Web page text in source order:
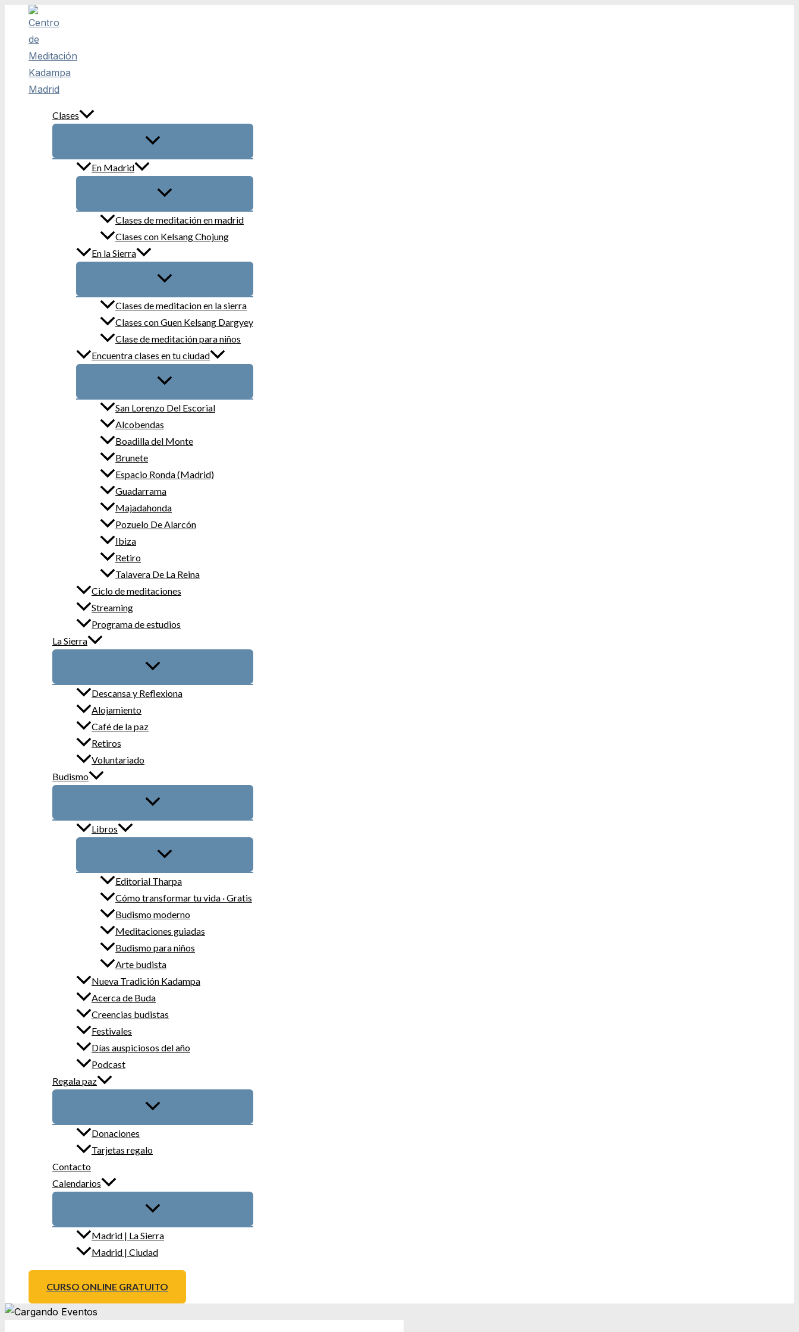
contenido
Clases
En Madrid
Clases de meditación en madrid
Clases con Kelsang Chojung
En la Sierra
Clases de meditacion en la sierra
Clases con Guen Kelsang Dargyey
Clase de meditación para niños
Encuentra clases en tu ciudad
San Lorenzo Del Escorial
Alcobendas
Boadilla del Monte
Brunete
Espacio Ronda (Madrid)
Guadarrama
Majadahonda
Pozuelo De Alarcón
Ibiza
Retiro
Talavera De La Reina
Ciclo de meditaciones
Streaming
Programa de estudios
La Sierra
Descansa y Reflexiona
Alojamiento
Café de la paz
Retiros
Voluntariado
Budismo
Libros
Editorial Tharpa
Cómo transformar tu vida · Gratis
Budismo moderno
Meditaciones guiadas
Budismo para niños
Arte budista
Nueva Tradición Kadampa
Acerca de Buda
Creencias budistas
Festivales
Días auspiciosos del año
Podcast
Regala paz
Donaciones
Tarjetas regalo
Contacto
Calendarios
Madrid | La Sierra
Madrid | Ciudad
CURSO ONLINE GRATUITO